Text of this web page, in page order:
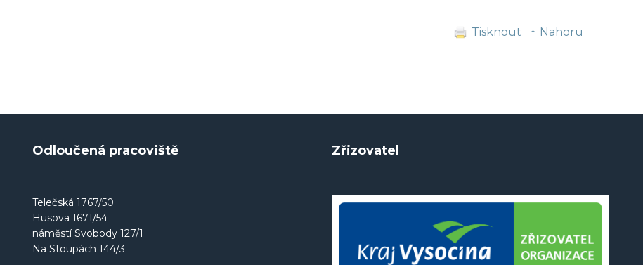
Tisknout ↑ Nahoru
Odloučená pracoviště
Telečská 1767/50
Husova 1671/54
náměstí Svobody 127/1
Na Stoupách 144/3
Zřizovatel